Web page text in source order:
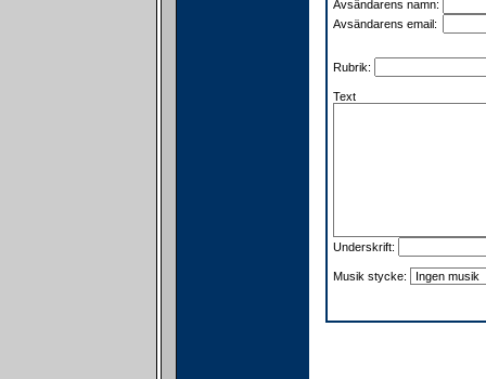
Avsändarens namn:
Avsändarens email:
Rubrik:
Text
Underskrift:
Musik stycke: